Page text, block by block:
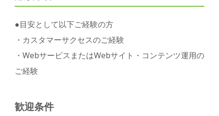
●目安として以下ご経験の方
・カスタマーサクセスのご経験
・WebサービスまたはWebサイト・コンテンツ運用の
ご経験
歓迎条件